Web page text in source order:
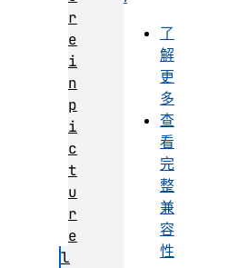
了
解
更
多
查
看
完
整
兼
容
性
r
e
i
n
p
i
c
t
u
r
e
l